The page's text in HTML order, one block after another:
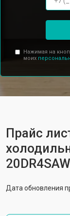
Нажимая на
моих
Прайс
20DR4SAW
Дата обновления